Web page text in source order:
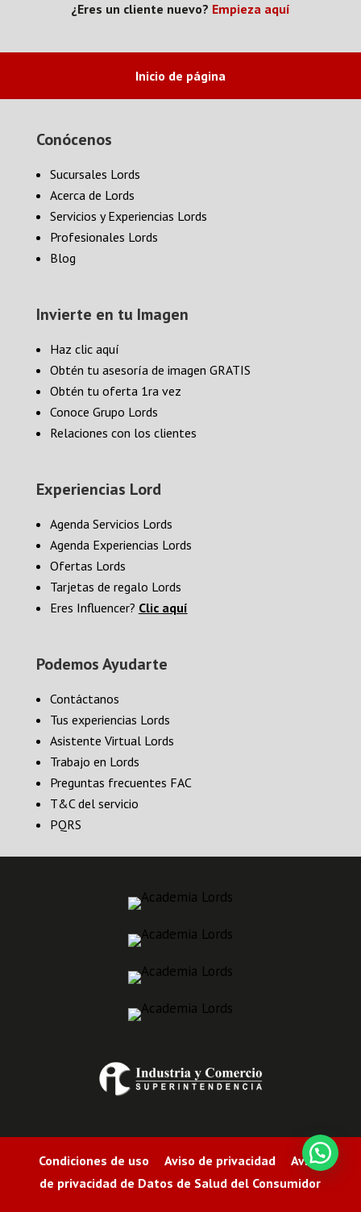
¿Eres un cliente nuevo? Empieza aquí
Inicio de página
Conócenos
Sucursales Lords
Acerca de Lords
Servicios y Experiencias Lords
Profesionales Lords
Blog
Invierte en tu Imagen
Haz clic aquí
Obtén tu asesoría de imagen GRATIS
Obtén tu oferta 1ra vez
Conoce Grupo Lords
Relaciones con los clientes
Experiencias Lord
Agenda Servicios Lords
Agenda Experiencias Lords
Ofertas Lords
Tarjetas de regalo Lords
Eres Influencer? Clic aquí
Podemos Ayudarte
Contáctanos
Tus experiencias Lords
Asistente Virtual Lords
Trabajo en Lords
Preguntas frecuentes FAC
T&C del servicio
PQRS
Condiciones de uso Aviso de privacidad Aviso
de privacidad de Datos de Salud del Consumidor